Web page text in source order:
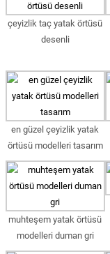
çeyizlik taç yatak örtüsü
desenli
en güzel çeyizlik yatak
örtüsü modelleri tasarım
muhteşem yatak örtüsü
modelleri duman gri